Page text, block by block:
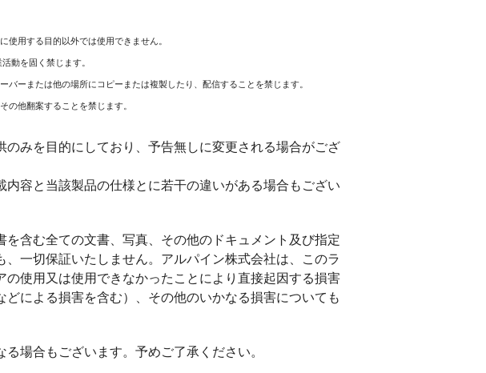
使用する目的以外では使用できません。
動を固く禁じます。
ーまたは他の場所にコピーまたは複製したり、配信することを禁じます。
の他翻案することを禁じます。
みを目的にしており、予告無しに変更される場合がござ
容と当該製品の仕様とに若干の違いがある場合もござい
含む全ての文書、写真、その他のドキュメント及び指定
一切保証いたしません。アルパイン株式会社は、このラ
使用又は使用できなかったことにより直接起因する損害
による損害を含む）、その他のいかなる損害についても
場合もございます。予めご了承ください。